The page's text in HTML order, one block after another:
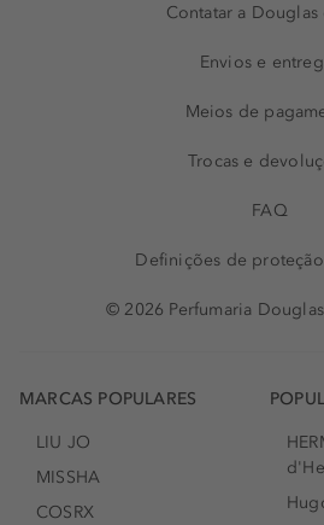
Contatar a
Envios e
Meios de
Trocas e
FAQ
Definições de
© 2026 Perfumaria
MARCAS POPULARES
LIU JO
MISSHA
COSRX